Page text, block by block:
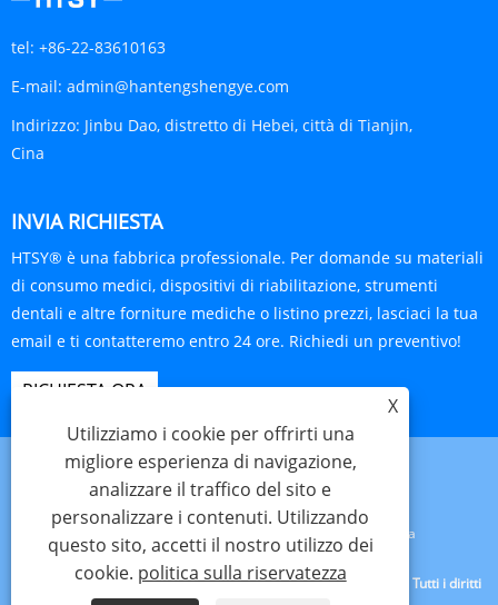
tel: +86-22-83610163
E-mail: admin@hantengshengye.com
Indirizzo: Jinbu Dao, distretto di Hebei, città di Tianjin,
Cina
INVIA RICHIESTA
HTSY® è una fabbrica professionale. Per domande su materiali
di consumo medici, dispositivi di riabilitazione, strumenti
dentali e altre forniture mediche o listino prezzi, lasciaci la tua
email e ti contatteremo entro 24 ore. Richiedi un preventivo!
RICHIESTA ORA
politica sulla riservatezza
Copyright © 2025 Tianjin Hanteng Shengye Technology Co., Ltd. Tutti i diritti
X
Utilizziamo i cookie per offrirti una
migliore esperienza di navigazione,
analizzare il traffico del sito e
personalizzare i contenuti. Utilizzando
questo sito, accetti il ​​nostro utilizzo dei
cookie. politica sulla riservatezza